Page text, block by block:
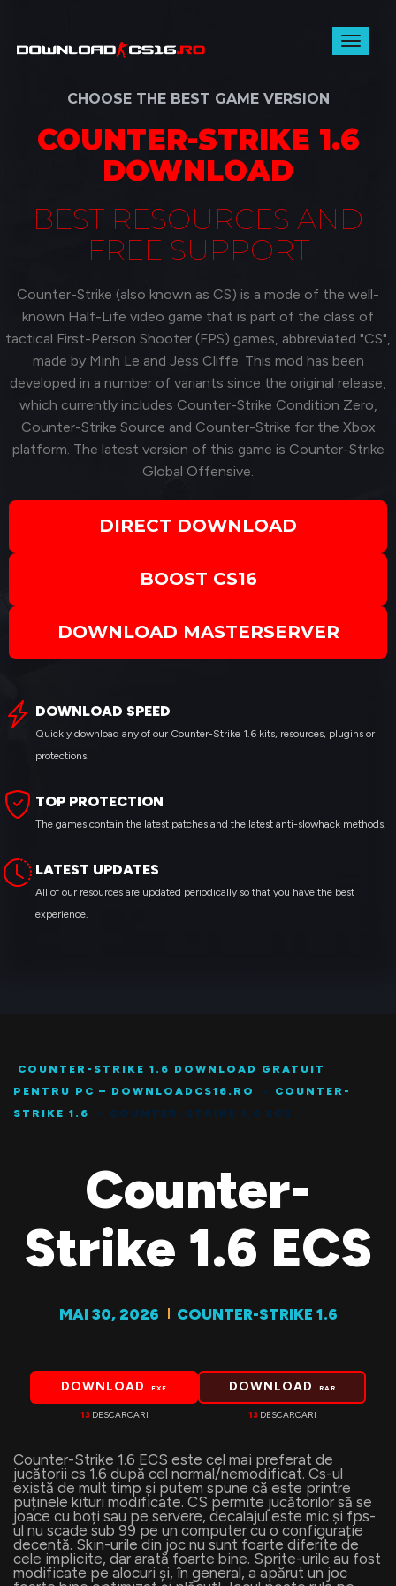
Toggle
CHOOSE THE BEST GAME VERSION
COUNTER-STRIKE 1.6
DOWNLOAD
BEST RESOURCES AND
FREE SUPPORT
Counter-Strike (also known as CS) is a mode of the well-
known Half-Life video game that is part of the class of
tactical First-Person Shooter (FPS) games, abbreviated "CS",
made by Minh Le and Jess Cliffe. This mod has been
developed in a number of variants since the original release,
which currently includes Counter-Strike Condition Zero,
Counter-Strike Source and Counter-Strike for the Xbox
platform. The latest version of this game is Counter-Strike
Global Offensive.
DIRECT DOWNLOAD
BOOST CS16
DOWNLOAD MASTERSERVER
DOWNLOAD SPEED
Quickly download any of our Counter-Strike 1.6 kits, resources, plugins or
protections.
TOP PROTECTION
The games contain the latest patches and the latest anti-slowhack methods.
LATEST UPDATES
All of our resources are updated periodically so that you have the best
experience.
COUNTER-STRIKE 1.6 DOWNLOAD GRATUIT
PENTRU PC – DOWNLOADCS16.RO
>
COUNTER-
STRIKE 1.6
> COUNTER-STRIKE 1.6 ECS
Counter-
Strike 1.6 ECS
MAI 30, 2026 COUNTER-STRIKE 1.6
DOWNLOAD .EXE
13DESCARCARI
DOWNLOAD .RAR
13DESCARCARI
Counter-Strike 1.6 ECS este cel mai preferat de
jucătorii cs 1.6 după cel normal/nemodificat. Cs-ul
există de mult timp și putem spune că este printre
puținele kituri modificate. CS permite jucătorilor să se
joace cu boți sau pe servere, decalajul este mic și fps-
ul nu scade sub 99 pe un computer cu o configurație
decentă. Skin-urile din joc nu sunt foarte diferite de
cele implicite, dar arată foarte bine. Sprite-urile au fost
modificate pe alocuri și, în general, a apărut un joc